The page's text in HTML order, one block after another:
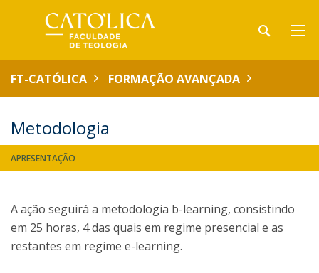
FT-CATÓLICA FORMAÇÃO AVANÇADA
Metodologia
APRESENTAÇÃO
A ação seguirá a metodologia b-learning, consistindo
em 25 horas, 4 das quais em regime presencial e as
restantes em regime e-learning.